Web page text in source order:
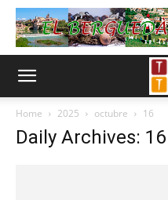
Home 2025 octubre 16
Daily Archives: